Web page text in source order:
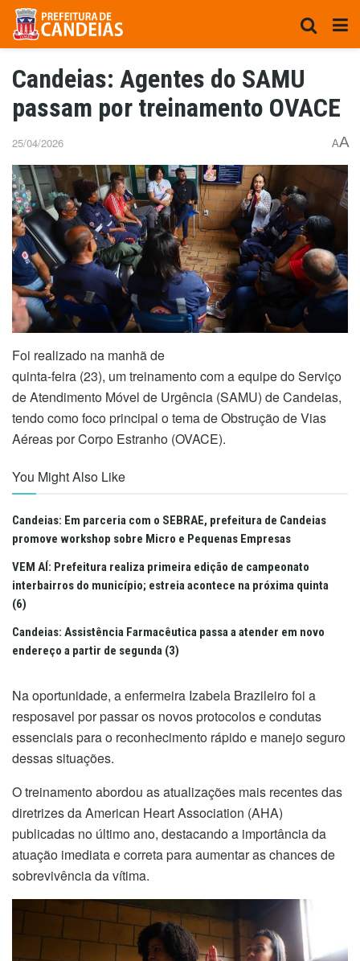
Candeias: Agentes do SAMU
passam por treinamento OVACE
25/04/2026 AA
Foi realizado na manhã de
quinta-feira (23), um treinamento com a equipe do Serviço
de Atendimento Móvel de Urgência (SAMU) de Candeias,
tendo como foco principal o tema de Obstrução de Vias
Aéreas por Corpo Estranho (OVACE).
You Might Also Like
Candeias: Em parceria com o SEBRAE, prefeitura de Candeias
promove workshop sobre Micro e Pequenas Empresas
VEM AÍ: Prefeitura realiza primeira edição de campeonato
interbairros do município; estreia acontece na próxima quinta
(6)
Candeias: Assistência Farmacêutica passa a atender em novo
endereço a partir de segunda (3)
Na oportunidade, a enfermeira Izabela Brazileiro foi a
resposavel por passar os novos protocolos e condutas
essenciais para o reconhecimento rápido e manejo seguro
dessas situações.
O treinamento abordou as atualizações mais recentes das
diretrizes da American Heart Association (AHA)
publicadas no último ano, destacando a importância da
atuação imediata e correta para aumentar as chances de
sobrevivência da vítima.